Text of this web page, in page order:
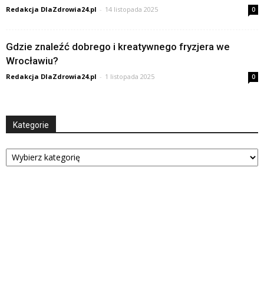
Redakcja DlaZdrowia24.pl - 14 listopada 2025 0
Gdzie znaleźć dobrego i kreatywnego fryzjera we
Wrocławiu?
Redakcja DlaZdrowia24.pl - 1 listopada 2025 0
Kategorie
Kategorie